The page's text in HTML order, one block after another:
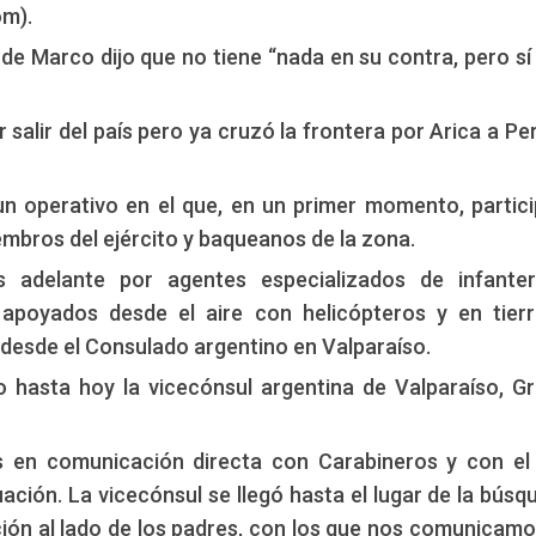
Marco dijo que no tiene “nada en su contra, pero
salir del país pero ya cruzó la frontera por Arica a
operativo en el que, en un primer momento,
del ejército y baqueanos de la zona.
adelante por agentes especializados de
desde el aire con helicópteros y en
el Consulado argentino en Valparaíso.
hasta hoy la vicecónsul argentina de Valparaíso,
en comunicación directa con Carabineros y con
La vicecónsul se llegó hasta el lugar de la
al lado de los padres, con los que nos